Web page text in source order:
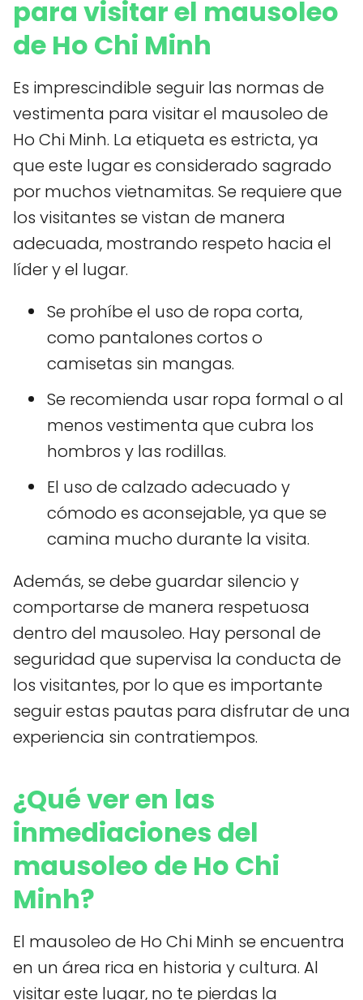
para visitar el mausoleo
de Ho Chi Minh
Es imprescindible seguir las normas de
vestimenta para visitar el mausoleo de
Ho Chi Minh. La etiqueta es estricta, ya
que este lugar es considerado sagrado
por muchos vietnamitas. Se requiere que
los visitantes se vistan de manera
adecuada, mostrando respeto hacia el
líder y el lugar.
Se prohíbe el uso de ropa corta,
como pantalones cortos o
camisetas sin mangas.
Se recomienda usar ropa formal o al
menos vestimenta que cubra los
hombros y las rodillas.
El uso de calzado adecuado y
cómodo es aconsejable, ya que se
camina mucho durante la visita.
Además, se debe guardar silencio y
comportarse de manera respetuosa
dentro del mausoleo. Hay personal de
seguridad que supervisa la conducta de
los visitantes, por lo que es importante
seguir estas pautas para disfrutar de una
experiencia sin contratiempos.
¿Qué ver en las
inmediaciones del
mausoleo de Ho Chi
Minh?
El mausoleo de Ho Chi Minh se encuentra
en un área rica en historia y cultura. Al
visitar este lugar, no te pierdas la